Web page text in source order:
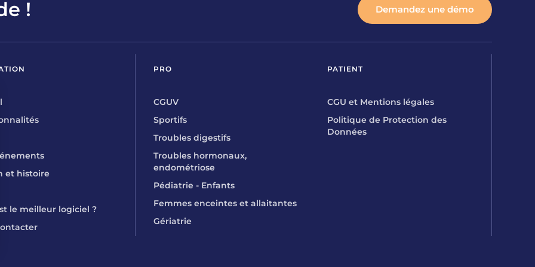
! Demandez une démo
et histoire
le meilleur logiciel ?
PRO
CGUV
Sportifs
Troubles digestifs
Troubles hormonaux,
endométriose
Pédiatrie - Enfants
Femmes enceintes et allaitantes
Gériatrie
PATIENT
CGU et Mentions légales
Politique de Protection des
Données